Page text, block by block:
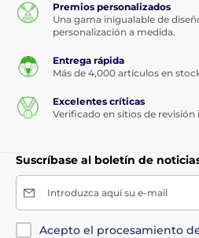
Premios personalizados
Una gama inigualable de
personalización a medida.
Entrega rápida
Más de 4,000 artículos en
Excelentes críticas
Verificado en sitios de
Suscríbase al boletín de
Introduzca aquí su e-mail
Acepto el procesamiento